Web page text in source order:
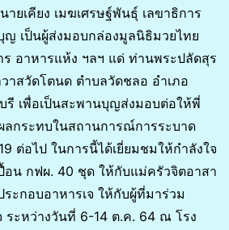
ยเคียง เมฆเศรษฐ์พันธุ์ เลขาธิการ
เป็นผู้ส่งมอบกล่องมูลนิธิมวยไทย
อาหารแห้ง ฯลฯ แด่ ท่านพระปลัดสุร
วาสวัดโตนด ตำบลวัดชลอ อำเภอ
รี เพื่อเป็นสะพานบุญส่งมอบต่อให้พี่
ลกระทบในสถานการณ์การระบาด
ต่อไป ในการนี้ได้เยี่ยมชมให้กำลังใจ
อน กฟผ. 40 ชุด ให้กับแม่ครัวจิตอาสา
ะกอบอาหารเจ ให้กับผู้ที่มาร่วม
ระหว่างวันที่ 6-14 ต.ค. 64 ณ โรง